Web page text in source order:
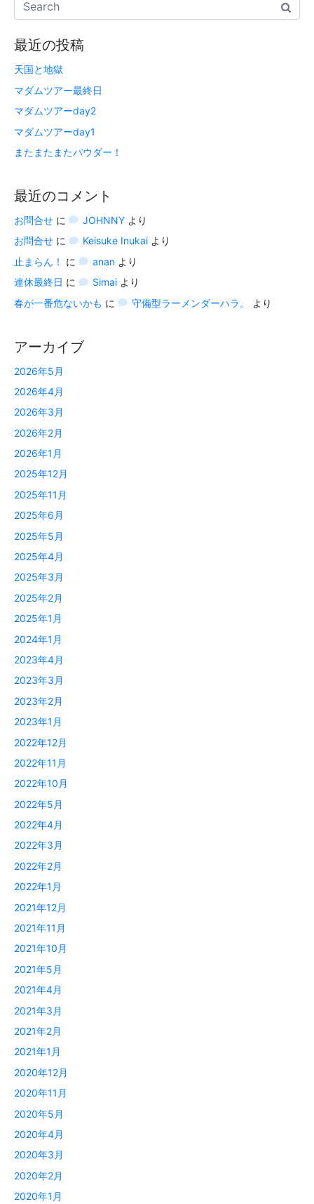
最近の投稿
天国と地獄
マダムツアー最終日
マダムツアーday2
マダムツアーday1
またまたまたパウダー！
最近のコメント
お問合せ に JOHNNYより
お問合せ に Keisuke Inukaiより
止まらん！
に ananより
連休最終日 に Simaiより
春が一番危ないかも に 守備型ラーメンダーハラ。 より
アーカイブ
2026年5月
2026年4月
2026年3月
2026年2月
2026年1月
2025年12月
2025年11月
2025年6月
2025年5月
2025年4月
2025年3月
2025年2月
2025年1月
2024年1月
2023年4月
2023年3月
2023年2月
2023年1月
2022年12月
2022年11月
2022年10月
2022年5月
2022年4月
2022年3月
2022年2月
2022年1月
2021年12月
2021年11月
2021年10月
2021年5月
2021年4月
2021年3月
2021年2月
2021年1月
2020年12月
2020年11月
2020年5月
2020年4月
2020年3月
2020年2月
2020年1月